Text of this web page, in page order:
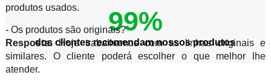
produtos usados.
- Os produtos são originais?
Resposta:Hoje trabalhamos com as linhas originais e
similares. O cliente poderá escolher o que melhor lhe
atender.
99%
dos clientes recomendam nossos produtos